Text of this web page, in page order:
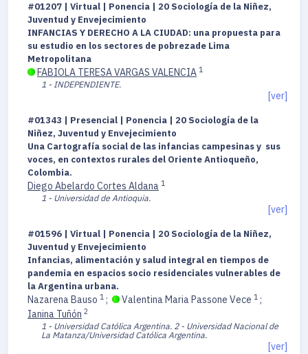
#01207 | Virtual | Ponencia | 20 Sociología de la Niñez,
Juventud y Envejecimiento
INFANCIAS Y DERECHO A LA CIUDAD: una propuesta para
su estudio en los sectores de pobrezade Lima
Metropolitana
FABIOLA TERESA VARGAS VALENCIA 1
1 - INDEPENDIENTE.
[ver]
#01343 | Presencial | Ponencia | 20 Sociología de la
Niñez, Juventud y Envejecimiento
Una Cartografía social de las infancias campesinas y sus
voces, en contextos rurales del Oriente Antioqueño,
Colombia.
Diego Abelardo Cortes Aldana 1
1 - Universidad de Antioquia.
[ver]
#01596 | Virtual | Ponencia | 20 Sociología de la Niñez,
Juventud y Envejecimiento
Infancias, alimentación y salud integral en tiempos de
pandemia en espacios socio residenciales vulnerables de
la Argentina urbana.
Nazarena Bauso 1 ; Valentina Maria Passone Vece 1 ;
Ianina Tuñón 2
1 - Universidad Católica Argentina. 2 - Universidad Nacional de
La Matanza/Universidad Católica Argentina.
[ver]